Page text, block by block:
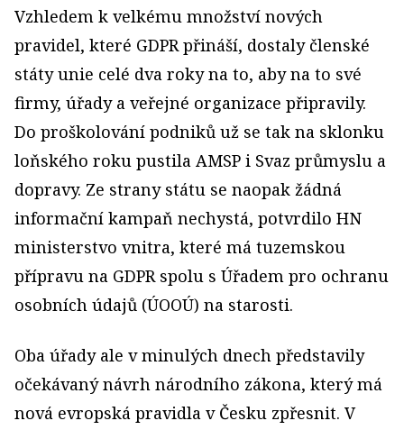
Vzhledem k velkému množství nových
pravidel, které GDPR přináší, dostaly členské
státy unie celé dva roky na to, aby na to své
firmy, úřady a veřejné organizace připravily.
Do proškolování podniků už se tak na sklonku
loňského roku pustila AMSP i Svaz průmyslu a
dopravy. Ze strany státu se naopak žádná
informační kampaň nechystá, potvrdilo HN
ministerstvo vnitra, které má tuzemskou
přípravu na GDPR spolu s Úřadem pro ochranu
osobních údajů (ÚOOÚ) na starosti.
Oba úřady ale v minulých dnech představily
očekávaný návrh národního zákona, který má
nová evropská pravidla v Česku zpřesnit. V